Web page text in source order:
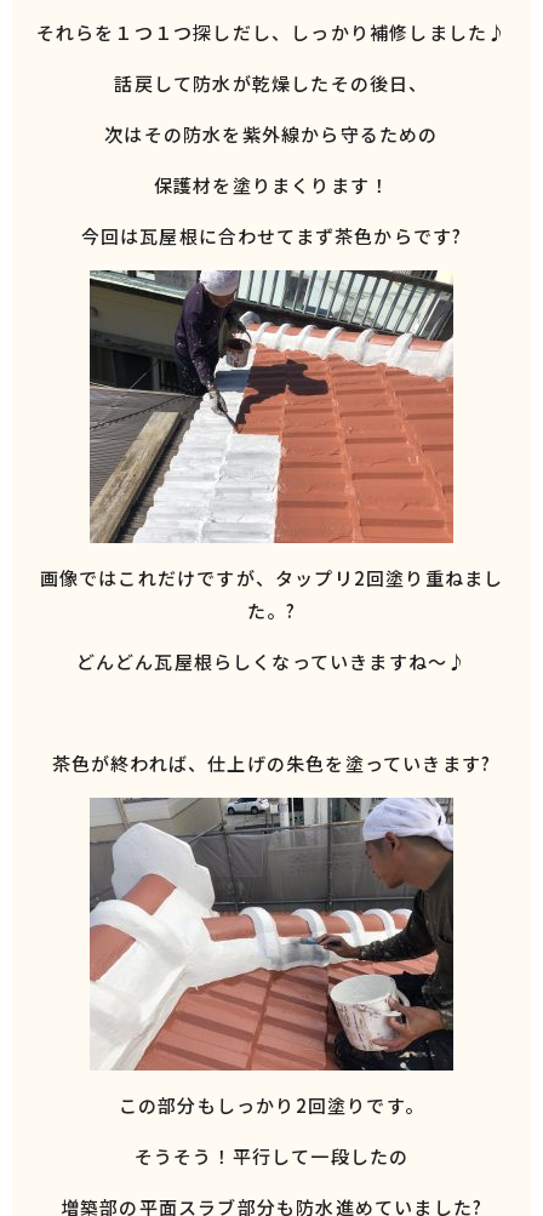
それらを１つ１つ探しだし、しっかり補修しました♪
話戻して防水が乾燥したその後日、
次はその防水を紫外線から守るための
保護材を塗りまくります！
今回は瓦屋根に合わせてまず茶色からです?
画像ではこれだけですが、タップリ2回塗り重ねまし
た。?
どんどん瓦屋根らしくなっていきますね～♪
茶色が終われば、仕上げの朱色を塗っていきます?
この部分もしっかり2回塗りです。
そうそう！平行して一段したの
増築部の平面スラブ部分も防水進めていました?